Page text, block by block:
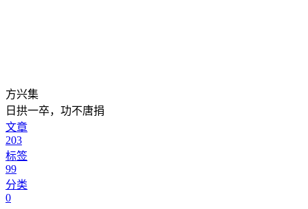
方兴集
日拱一卒，功不唐捐
文章
203
标签
99
分类
0